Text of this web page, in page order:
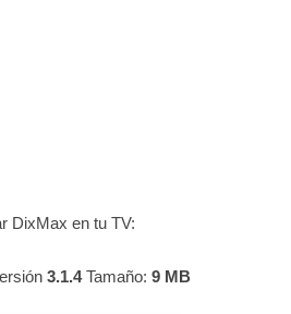
DixMax en tu TV:
3.1.4Tamaño: 9 MB